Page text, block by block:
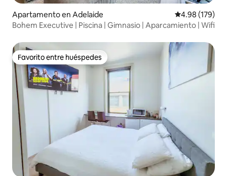
Apartamento en Adelaide Calificación
4.98 (179)
Bohem Executive | Piscina | Gimnasio | Aparcamiento | Wifi
Favorito entre huéspedes
Favorito entre huéspedes